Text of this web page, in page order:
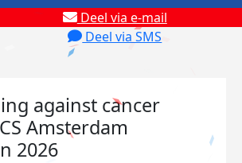
Deel via e-mail
Deel via SMS
against cancer
Amsterdam
2026